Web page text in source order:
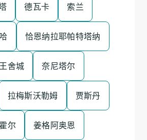
德瓦卡 索兰
恰恩纳拉耶帕特塔纳
王舍城 奈尼塔尔
拉梅斯沃勒姆 贾斯丹
尔 姜格阿奥恩